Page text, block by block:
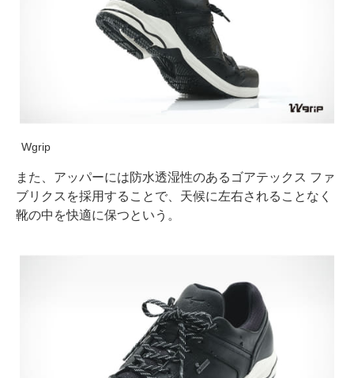
Wgrip
また、アッパーには防水透湿性のあるゴアテックス ファ
ブリクスを採用することで、天候に左右されることなく
靴の中を快適に保つという。